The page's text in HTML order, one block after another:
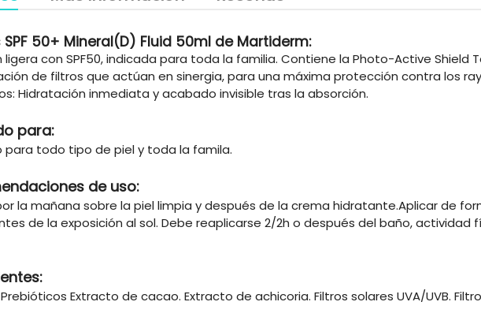
SPF 50+ Mineral(D) Fluid 50ml de Martiderm:
ligera con SPF50, indicada para toda la familia. Contiene la Photo-Active Shield
de filtros que actúan en sinergia, para una máxima protección contra los
Hidratación inmediata y acabado invisible tras la absorción.
para:
para todo tipo de piel y toda la famila.
de uso:
por la mañana sobre la piel limpia y después de la crema hidratante.Aplicar de
de la exposición al sol. Debe reaplicarse 2/2h o después del baño, actividad
Prebióticos Extracto de cacao. Extracto de achicoria. Filtros solares UVA/UVB.